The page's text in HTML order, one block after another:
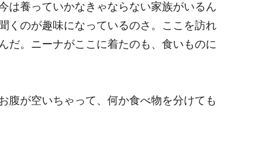
は養っていかなきゃならない家族がいるん
くのが趣味になっているのさ。ここを訪れ
だ。ニーナがここに着たのも、食いものに
腹が空いちゃって、何か食べ物を分けても